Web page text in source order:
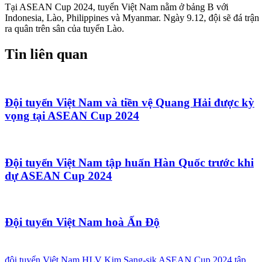
Tại ASEAN Cup 2024, tuyển Việt Nam nằm ở bảng B với
Indonesia, Lào, Philippines và Myanmar. Ngày 9.12, đội sẽ đá trận
ra quân trên sân của tuyển Lào.
Tin liên quan
Đội tuyển Việt Nam và tiền vệ Quang Hải được kỳ
vọng tại ASEAN Cup 2024
Đội tuyển Việt Nam tập huấn Hàn Quốc trước khi
dự ASEAN Cup 2024
Đội tuyển Việt Nam hoà Ấn Độ
đội tuyển Việt Nam HLV Kim Sang-sik ASEAN Cup 2024 tập